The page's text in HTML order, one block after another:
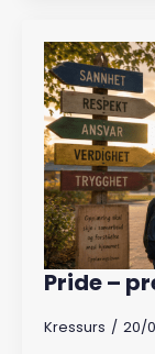
Pride –
Kressurs 20/